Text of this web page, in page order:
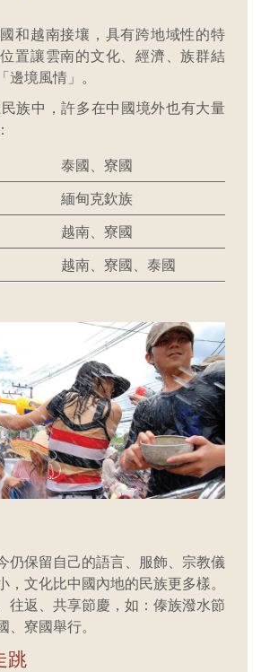
和越南接壤，具有跨地域性的特
置讓雲南的文化、經濟、族群結
境風情」。
族中，許多在中國境外也有大量
泰國、寮國
緬甸克欽族
越南、寮國
越南、寮國、泰國
仍保留自己的語言、服飾、宗教儀
，文化比中國內地的民族更多樣。
往返、共享節慶，如：傣族潑水節
寮國舉行。
跳